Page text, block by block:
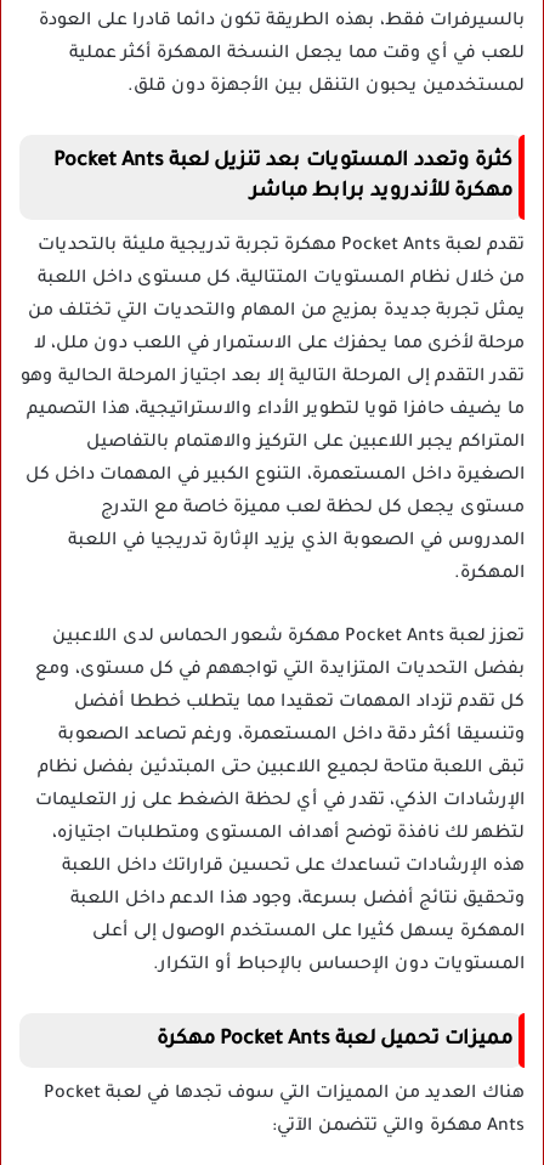
بالسيرفرات فقط، بهذه الطريقة تكون دائما قادرا على العودة
للعب في أي وقت مما يجعل النسخة المهكرة أكثر عملية
لمستخدمين يحبون التنقل بين الأجهزة دون قلق.
كثرة وتعدد المستويات بعد تنزيل لعبة Pocket Ants
مهكرة للأندرويد برابط مباشر
تقدم لعبة Pocket Ants مهكرة تجربة تدريجية مليئة بالتحديات
من خلال نظام المستويات المتتالية، كل مستوى داخل اللعبة
يمثل تجربة جديدة بمزيج من المهام والتحديات التي تختلف من
مرحلة لأخرى مما يحفزك على الاستمرار في اللعب دون ملل، لا
تقدر التقدم إلى المرحلة التالية إلا بعد اجتياز المرحلة الحالية وهو
ما يضيف حافزا قويا لتطوير الأداء والاستراتيجية، هذا التصميم
المتراكم يجبر اللاعبين على التركيز والاهتمام بالتفاصيل
الصغيرة داخل المستعمرة، التنوع الكبير في المهمات داخل كل
مستوى يجعل كل لحظة لعب مميزة خاصة مع التدرج
المدروس في الصعوبة الذي يزيد الإثارة تدريجيا في اللعبة
المهكرة.
تعزز لعبة Pocket Ants مهكرة شعور الحماس لدى اللاعبين
بفضل التحديات المتزايدة التي تواجههم في كل مستوى، ومع
كل تقدم تزداد المهمات تعقيدا مما يتطلب خططا أفضل
وتنسيقا أكثر دقة داخل المستعمرة، ورغم تصاعد الصعوبة
تبقى اللعبة متاحة لجميع اللاعبين حتى المبتدئين بفضل نظام
الإرشادات الذكي، تقدر في أي لحظة الضغط على زر التعليمات
لتظهر لك نافذة توضح أهداف المستوى ومتطلبات اجتيازه،
هذه الإرشادات تساعدك على تحسين قراراتك داخل اللعبة
وتحقيق نتائج أفضل بسرعة، وجود هذا الدعم داخل اللعبة
المهكرة يسهل كثيرا على المستخدم الوصول إلى أعلى
المستويات دون الإحساس بالإحباط أو التكرار.
مميزات تحميل لعبة Pocket Ants مهكرة
هناك العديد من المميزات التي سوف تجدها في لعبة Pocket
Ants مهكرة والتي تتضمن الآتي: